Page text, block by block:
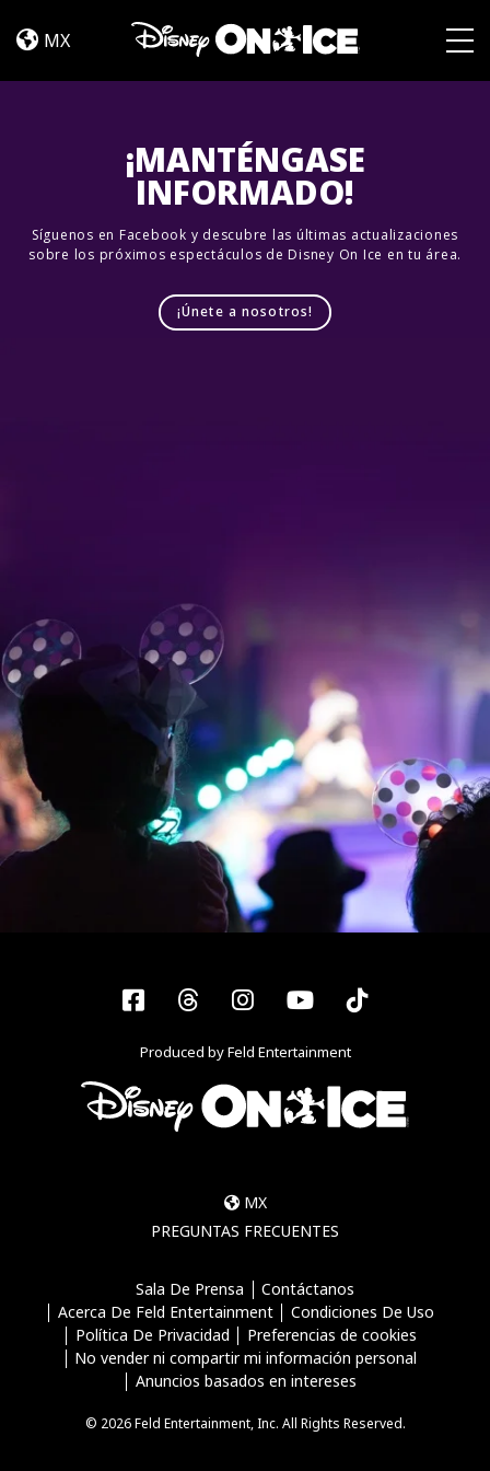
Ensemble
MX
¡MANTÉNGASE
INFORMADO!
Síguenos en Facebook y descubre las últimas actualizaciones
sobre los próximos espectáculos de Disney On Ice en tu área.
¡Únete a nosotros!
Facebook
ThreadsInstagram
YouTubeTiktok
Produced by Feld Entertainment
MX
PREGUNTAS FRECUENTES
Sala De Prensa
Contáctanos
Acerca De Feld Entertainment
Condiciones De Uso
Política De Privacidad
Preferencias de cookies
No vender ni compartir mi información personal
Anuncios basados en intereses
© 2026 Feld Entertainment, Inc. All Rights Reserved.